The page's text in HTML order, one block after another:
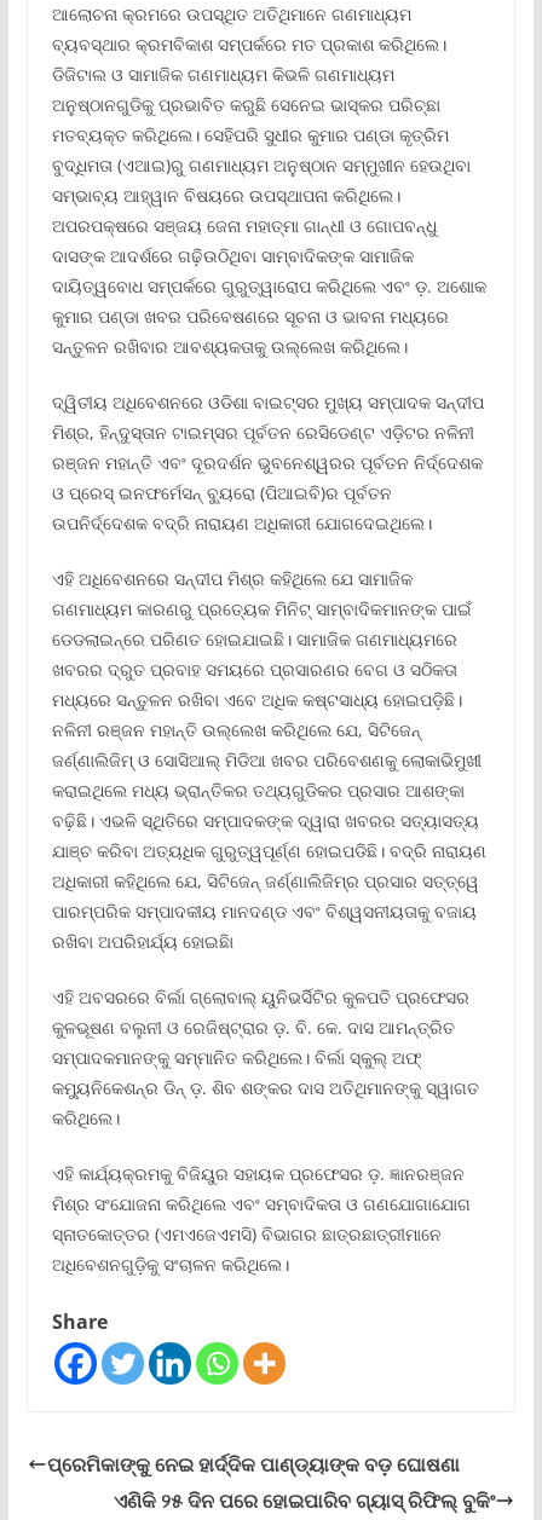
ଆଲୋଚନା କ୍ରମରେ ଉପସ୍ଥିତ ଅତିଥିମାନେ ଗଣମାଧ୍ୟମ
ବ୍ୟବସ୍ଥାର କ୍ରମବିକାଶ ସମ୍ପର୍କରେ ମତ ପ୍ରକାଶ କରିଥିଲେ।
ଡିଜିଟାଲ ଓ ସାମାଜିକ ଗଣମାଧ୍ୟମ କିଭଳି ଗଣମାଧ୍ୟମ
ଅନୁଷ୍ଠାନଗୁଡିକୁ ପ୍ରଭାବିତ କରୁଛି ସେନେଇ ଭାସ୍କର ପରିଚ୍ଛା
ମତବ୍ୟକ୍ତ କରିଥିଲେ। ସେହିପରି ସୁଧୀର କୁମାର ପଣ୍ଡା କୃତ୍ରିମ
ବୁଦ୍ଧିମତା (ଏଆଇ)ରୁ ଗଣମାଧ୍ୟମ ଅନୁଷ୍ଠାନ ସମ୍ମୁଖୀନ ହେଉଥିବା
ସମ୍ଭାବ୍ୟ ଆହ୍ୱାନ ବିଷୟରେ ଉପସ୍ଥାପନା କରିଥିଲେ।
ଅପରପକ୍ଷରେ ସଞ୍ଜୟ ଜେନା ମହାତ୍ମା ଗାନ୍ଧୀ ଓ ଗୋପବନ୍ଧୁ
ଦାସଙ୍କ ଆଦର୍ଶରେ ଗଢ଼ିଉଠିଥିବା ସାମ୍ବାଦିକଙ୍କ ସାମାଜିକ
ଦାୟିତ୍ୱବୋଧ ସମ୍ପର୍କରେ ଗୁରୁତ୍ୱାରୋପ କରିଥିଲେ ଏବଂ ଡ଼. ଅଶୋକ
କୁମାର ପଣ୍ଡା ଖବର ପରିବେଷଣରେ ସୂଚନା ଓ ଭାବନା ମଧ୍ୟରେ
ସନ୍ତୁଳନ ରଖିବାର ଆବଶ୍ୟକତାକୁ ଉଲ୍ଲେଖ କରିଥିଲେ।
ଦ୍ୱିତୀୟ ଅଧିବେଶନରେ ଓଡିଶା ବାଇଟ୍ସର ମୁଖ୍ୟ ସମ୍ପାଦକ ସନ୍ଦୀପ
ମିଶ୍ର, ହିନ୍ଦୁସ୍ତାନ ଟାଇମ୍ସର ପୂର୍ବତନ ରେସିଡେଣ୍ଟ ଏଡ଼ିଟର ନଳିନୀ
ରଞ୍ଜନ ମହାନ୍ତି ଏବଂ ଦୂରଦର୍ଶନ ଭୁବନେଶ୍ୱରର ପୂର୍ବତନ ନିର୍ଦ୍ଦେଶକ
ଓ ପ୍ରେସ୍ ଇନଫର୍ମେସନ୍ ବ୍ୟୁରୋ (ପିଆଇବି)ର ପୂର୍ବତନ
ଉପନିର୍ଦ୍ଦେଶକ ବଦ୍ରି ନାରାୟଣ ଅଧିକାରୀ ଯୋଗଦେଇଥିଲେ।
ଏହି ଅଧିବେଶନରେ ସନ୍ଦୀପ ମିଶ୍ର କହିଥିଲେ ଯେ ସାମାଜିକ
ଗଣମାଧ୍ୟମ କାରଣରୁ ପ୍ରତ୍ୟେକ ମିନିଟ୍ ସାମ୍ବାଦିକମାନଙ୍କ ପାଇଁ
ଡେଡଲାଇନ୍‌ରେ ପରିଣତ ହୋଇଯାଇଛି। ସାମାଜିକ ଗଣମାଧ୍ୟମରେ
ଖବରର ଦ୍ରୁତ ପ୍ରବାହ ସମୟରେ ପ୍ରସାରଣର ବେଗ ଓ ସଠିକତା
ମଧ୍ୟରେ ସନ୍ତୁଳନ ରଖିବା ଏବେ ଅଧିକ କଷ୍ଟସାଧ୍ୟ ହୋଇପଡ଼ିଛି।
ନଳିନୀ ରଞ୍ଜନ ମହାନ୍ତି ଉଲ୍ଲେଖ କରିଥିଲେ ଯେ, ସିଟିଜେନ୍
ଜର୍ଣ୍ଣାଲିଜିମ୍ ଓ ସୋସିଆଲ୍ ମିଡିଆ ଖବର ପରିବେଶଣକୁ ଲୋକାଭିମୁଖୀ
କରାଇଥିଲେ ମଧ୍ୟ ଭ୍ରାନ୍ତିକର ତଥ୍ୟଗୁଡିକର ପ୍ରସାର ଆଶଙ୍କା
ବଢ଼ିଛି। ଏଭଳି ସ୍ଥିତିରେ ସମ୍ପାଦକଙ୍କ ଦ୍ୱାରା ଖବରର ସତ୍ୟାସତ୍ୟ
ଯାଞ୍ଚ କରିବା ଅତ୍ୟଧିକ ଗୁରୁତ୍ୱପୂର୍ଣ୍ଣ ହୋଇପଡିଛି। ବଦ୍ରି ନାରାୟଣ
ଅଧିକାରୀ କହିଥିଲେ ଯେ, ସିଟିଜେନ୍ ଜର୍ଣ୍ଣାଲିଜିମ୍‌ର ପ୍ରସାର ସତ୍ତ୍ୱେ
ପାରମ୍ପରିକ ସମ୍ପାଦକୀୟ ମାନଦଣ୍ଡ ଏବଂ ବିଶ୍ୱସନୀୟତାକୁ ବଜାୟ
ରଖିବା ଅପରିହାର୍ଯ୍ୟ ହୋଇଛିା
ଏହି ଅବସରରେ ବିର୍ଲା ଗ୍ଲୋବାଲ୍ ୟୁନିଭର୍ସିଟିର କୁଳପତି ପ୍ରଫେସର
କୁଳଭୂଷଣ ବଲୁନୀ ଓ ରେଜିଷ୍ଟ୍ରାର ଡ଼. ବି. କେ. ଦାସ ଆମନ୍ତ୍ରିତ
ସମ୍ପାଦକମାନଙ୍କୁ ସମ୍ମାନିତ କରିଥିଲେ। ବିର୍ଲା ସ୍କୁଲ୍ ଅଫ୍
କମ୍ୟୁନିକେଶନ୍‌ର ଡିନ୍ ଡ଼. ଶିବ ଶଙ୍କର ଦାସ ଅତିଥିମାନଙ୍କୁ ସ୍ୱାଗତ
କରିଥିଲେ।
ଏହି କାର୍ଯ୍ୟକ୍ରମକୁ ବିଜିୟୁର ସହାୟକ ପ୍ରଫେସର ଡ଼. ଜ୍ଞାନରଞ୍ଜନ
ମିଶ୍ର ସଂଯୋଜନା କରିଥିଲେ ଏବଂ ସମ୍ବାଦିକତା ଓ ଗଣଯୋଗାଯୋଗ
ସ୍ନାତକୋତ୍ତର (ଏମଏଜେଏମସି) ବିଭାଗର ଛାତ୍ରଛାତ୍ରୀମାନେ
ଅଧିବେଶନଗୁଡ଼ିକୁ ସଂଚାଳନ କରିଥିଲେ।
Share
ପ୍ରେମିକାଙ୍କୁ ନେଇ ହାର୍ଦ୍ଦିକ ପାଣ୍ଡ୍ୟାଙ୍କ ବଡ଼ ଘୋଷଣା
ଏଣିକି ୨୫ ଦିନ ପରେ ହୋଇପାରିବ ଗ୍ୟାସ୍ ରିଫିଲ୍ ବୁକିଂ